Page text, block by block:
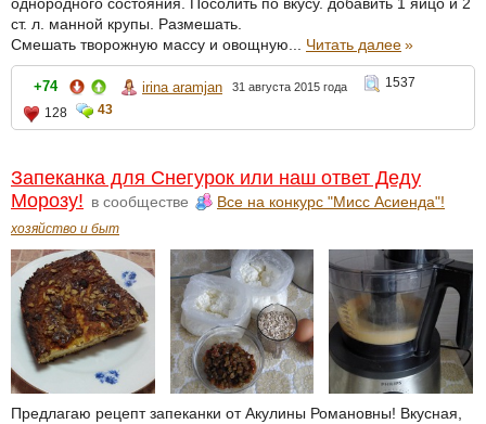
однородного состояния. Посолить по вкусу. добавить 1 яйцо и 2
ст. л. манной крупы. Размешать.
Смешать творожную массу и овощную... Читать далее»
+74 irina aramjan 31 августа 2015 года
1537
128
43
Запеканка для Снегурок или наш ответ Деду
Морозу! в сообществе Все на конкурс "Мисс Асиенда"!
хозяйство и быт
Предлагаю рецепт запеканки от Акулины Романовны! Вкусная,